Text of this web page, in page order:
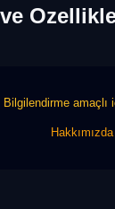
Bilgilendirme
Hakkımızda